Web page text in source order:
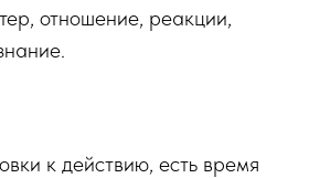
отношение, реакции,
к действию, есть время